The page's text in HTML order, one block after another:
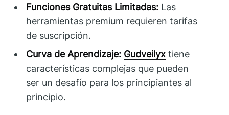
Funciones Gratuitas Limitadas: Las
herramientas premium requieren tarifas
de suscripción.
Curva de Aprendizaje: Gudveilyx tiene
características complejas que pueden
ser un desafío para los principiantes al
principio.